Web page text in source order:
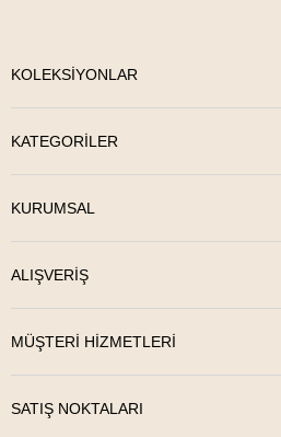
KOLEKSİYONLAR
KATEGORİLER
KURUMSAL
ALIŞVERİŞ
MÜŞTERİ HİZMETLERİ
SATIŞ NOKTALARI